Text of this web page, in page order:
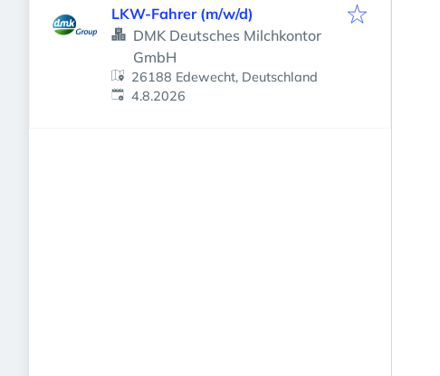
LKW-Fahrer (m/w/d)
DMK Deutsches Milchkontor
GmbH
26188 Edewecht, Deutschland
Veröffentlicht
4.8.2026